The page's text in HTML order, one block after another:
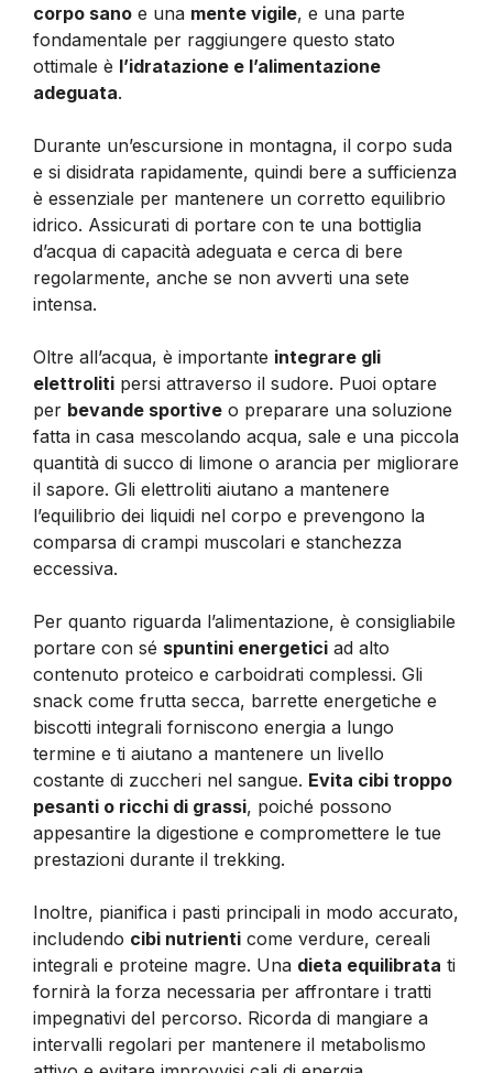
corpo sano e una mente vigile, e una parte
fondamentale per raggiungere questo stato
ottimale è l’idratazione e l’alimentazione
adeguata.
Durante un’escursione in montagna, il corpo suda
e si disidrata rapidamente, quindi bere a sufficienza
è essenziale per mantenere un corretto equilibrio
idrico. Assicurati di portare con te una bottiglia
d’acqua di capacità adeguata e cerca di bere
regolarmente, anche se non avverti una sete
intensa.
Oltre all’acqua, è importante integrare gli
elettroliti persi attraverso il sudore. Puoi optare
per bevande sportive o preparare una soluzione
fatta in casa mescolando acqua, sale e una piccola
quantità di succo di limone o arancia per migliorare
il sapore. Gli elettroliti aiutano a mantenere
l’equilibrio dei liquidi nel corpo e prevengono la
comparsa di crampi muscolari e stanchezza
eccessiva.
Per quanto riguarda l’alimentazione, è consigliabile
portare con sé spuntini energetici ad alto
contenuto proteico e carboidrati complessi. Gli
snack come frutta secca, barrette energetiche e
biscotti integrali forniscono energia a lungo
termine e ti aiutano a mantenere un livello
costante di zuccheri nel sangue. Evita cibi troppo
pesanti o ricchi di grassi, poiché possono
appesantire la digestione e compromettere le tue
prestazioni durante il trekking.
Inoltre, pianifica i pasti principali in modo accurato,
includendo cibi nutrienti come verdure, cereali
integrali e proteine magre. Una dieta equilibrata ti
fornirà la forza necessaria per affrontare i tratti
impegnativi del percorso. Ricorda di mangiare a
intervalli regolari per mantenere il metabolismo